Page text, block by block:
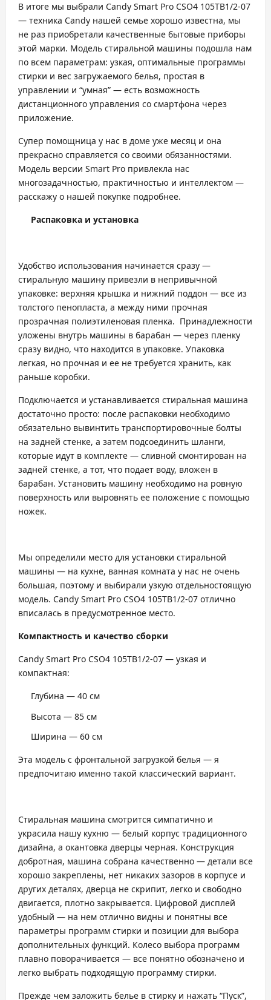
В итоге мы выбрали Candy Smart Pro CSO4 105TB1/2-07
— техника Candy нашей семье хорошо известна, мы
не раз приобретали качественные бытовые приборы
этой марки. Модель стиральной машины подошла нам
по всем параметрам: узкая, оптимальные программы
стирки и вес загружаемого белья, простая в
управлении и “умная” — есть возможность
дистанционного управления со смартфона через
приложение.
Супер помощница у нас в доме уже месяц и она
прекрасно справляется со своими обязанностями.
Модель версии Smart Pro привлекла нас
многозадачностью, практичностью и интеллектом —
расскажу о нашей покупке подробнее.
Распаковка и установка
Удобство использования начинается сразу —
стиральную машину привезли в непривычной
упаковке: верхняя крышка и нижний поддон — все из
толстого пенопласта, а между ними прочная
прозрачная полиэтиленовая пленка. Принадлежности
уложены внутрь машины в барабан — через пленку
сразу видно, что находится в упаковке. Упаковка
легкая, но прочная и ее не требуется хранить, как
раньше коробки.
Подключается и устанавливается стиральная машина
достаточно просто: после распаковки необходимо
обязательно вывинтить транспортировочные болты
на задней стенке, а затем подсоединить шланги,
которые идут в комплекте — сливной смонтирован на
задней стенке, а тот, что подает воду, вложен в
барабан. Установить машину необходимо на ровную
поверхность или выровнять ее положение с помощью
ножек.
Мы определили место для установки стиральной
машины — на кухне, ванная комната у нас не очень
большая, поэтому и выбирали узкую отдельностоящую
модель. Candy Smart Pro CSO4 105TB1/2-07 отлично
вписалась в предусмотренное место.
Компактность и качество сборки
Candy Smart Pro CSO4 105TB1/2-07 — узкая и
компактная:
Глубина — 40 см
Высота — 85 см
Ширина — 60 см
Эта модель с фронтальной загрузкой белья — я
предпочитаю именно такой классический вариант.
Стиральная машина смотрится симпатично и
украсила нашу кухню — белый корпус традиционного
дизайна, а окантовка дверцы черная. Конструкция
добротная, машина собрана качественно — детали все
хорошо закреплены, нет никаких зазоров в корпусе и
других деталях, дверца не скрипит, легко и свободно
двигается, плотно закрывается. Цифровой дисплей
удобный — на нем отлично видны и понятны все
параметры программ стирки и позиции для выбора
дополнительных функций. Колесо выбора программ
плавно поворачивается — все понятно обозначено и
легко выбрать подходящую программу стирки.
Прежде чем заложить белье в стирку и нажать “Пуск”,